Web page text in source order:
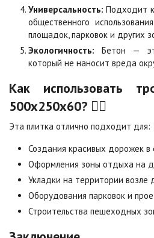
Серо-белая
Цена по запросу
Цена по запросу
Стоун
Черная
Цена по запросу
Универсальность: Подходит
общественного
площадок, парковок и других
Экологичность: Бетон —
который не наносит вреда
Как использовать
500х250х60? 🚶‍♂️
Эта плитка отлично подходит для:
Создания красивых дорожек в
Оформления зоны отдыха на
Укладки на территории возле
Оборудования парковок и
Строительства пешеходных